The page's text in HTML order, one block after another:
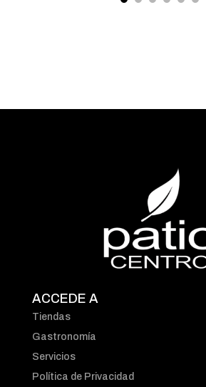
ACCEDE A
Tiendas
Gastronomía
Servicios
Política de Privacidad